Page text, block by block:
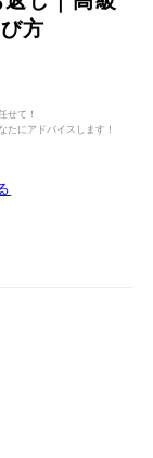
方
せて！
たにアドバイスします！